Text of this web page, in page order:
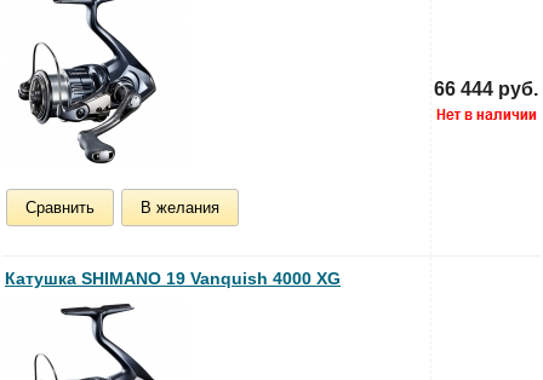
Сравнить В желания
66 444 руб.
Катушка SHIMANO 19 Vanquish 4000 XG